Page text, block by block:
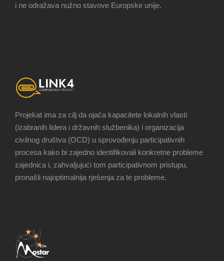
i ne odražava nužno stavove Europske unije.
Projekat ima za cilj da ojača kapacitete lokalnih vlasti
(izabranih lidera i državnih službenika) i organizacija
civilnog društva (OCD) u sprovođenju participativnih
procesa kako bi zajedno identifikovali konkretne probleme
zajednica i, zahvaljujući tom participativnom pristupu,
pronašli najoptimalnija rješenja za te probleme.